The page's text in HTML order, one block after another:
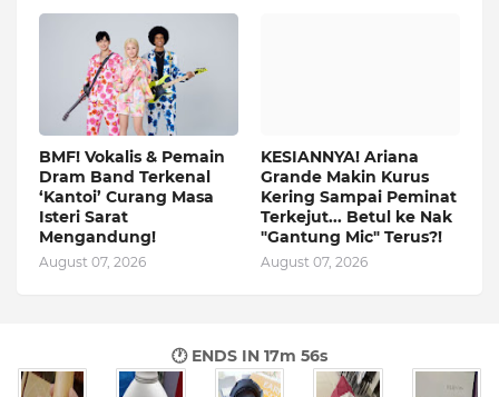
BMF! Vokalis & Pemain
Dram Band Terkenal
‘Kantoi’ Curang Masa
Isteri Sarat
Mengandung!
August 07, 2026
KESIANNYA! Ariana
Grande Makin Kurus
Kering Sampai Peminat
Terkejut... Betul ke Nak
"Gantung Mic" Terus?!
August 07, 2026
🕐 ENDS IN17m 55s